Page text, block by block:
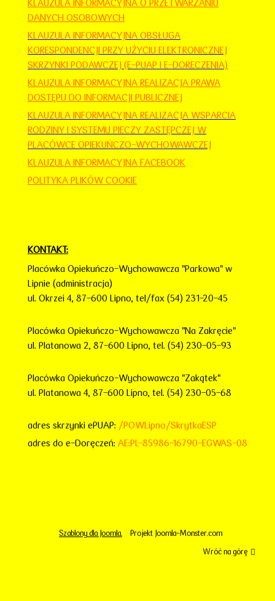
KLAUZULA INFORMACYJNA O PRZETWARZANIU
DANYCH OSOBOWYCH
KLAUZULA INFORMACYJNA OBSŁUGA
KORESPONDENCJI PRZY UŻYCIU ELEKTRONICZNEJ
SKRZYNKI PODAWCZEJ (E-PUAP I E-DORECZENIA)
KLAUZULA INFORMACYJNA REALIZACJA PRAWA
DOSTĘPU DO INFORMACJI PUBLICZNEJ
KLAUZULA INFORMACYJNA REALIZACJA WSPARCIA
RODZINY I SYSTEMU PIECZY ZASTĘPCZEJ W
PLACÓWCE OPIEKUŃCZO-WYCHOWAWCZEJ
KLAUZULA INFORMACYJNA FACEBOOK
POLITYKA PLIKÓW COOKIE
KONTAKT:
Placówka Opiekuńczo-Wychowawcza "Parkowa" w
Lipnie (administracja)
ul. Okrzei 4, 87-600 Lipno, tel/fax (54) 231-20-45
Placówka Opiekuńczo-Wychowawcza "Na Zakręcie"
ul. Platanowa 2, 87-600 Lipno, tel. (54) 230-05-93
Placówka Opiekuńczo-Wychowawcza "Zakątek"
ul. Platanowa 4, 87-600 Lipno, tel. (54) 230-05-68
adres skrzynki ePUAP: /POWLipno/SkrytkaESP
adres do e-Doręczeń: AE:PL-85986-16790-EGWAS-08
Szablony dla Joomla.
Projekt Joomla-Monster.com
Wróć na górę